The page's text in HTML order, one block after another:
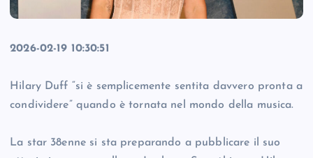
2026-02-19 10:30:51
Hilary Duff “si è semplicemente sentita davvero pronta a
condividere” quando è tornata nel mondo della musica.
La star 38enne si sta preparando a pubblicare il suo